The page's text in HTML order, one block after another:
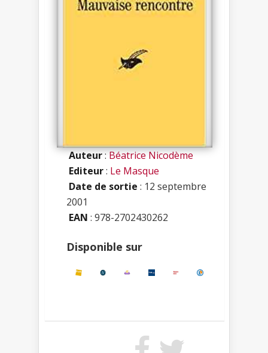
Auteur:Béatrice Nicodème
Editeur: Le Masque
Date de sortie : 12 septembre
2001
EAN : 978-2702430262
Disponible sur